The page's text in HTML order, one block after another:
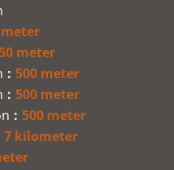
meter
500 meter
500 meter
500 meter
7 kilometer